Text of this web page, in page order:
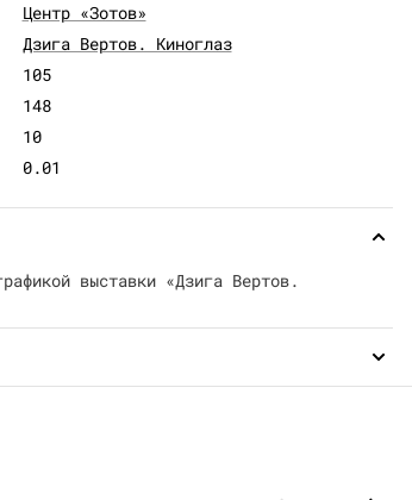
Центр «Зотов»
Дзига Вертов. Киноглаз
105
148
10
0.01
выставки «Дзига Вертов.